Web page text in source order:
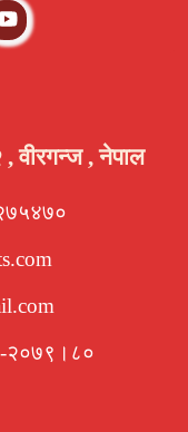
, वीरगन्ज , नेपाल
२०७९।८०